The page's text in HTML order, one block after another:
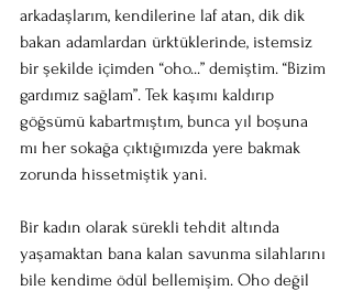
arkadaşlarım, kendilerine laf atan, dik dik
bakan adamlardan ürktüklerinde, istemsiz
bir şekilde içimden “oho...” demiştim. “Bizim
gardımız sağlam”. Tek kaşımı kaldırıp
göğsümü kabartmıştım, bunca yıl boşuna
mı her sokağa çıktığımızda yere bakmak
zorunda hissetmiştik yani.
Bir kadın olarak sürekli tehdit altında
yaşamaktan bana kalan savunma silahlarını
bile kendime ödül bellemişim. Oho değil